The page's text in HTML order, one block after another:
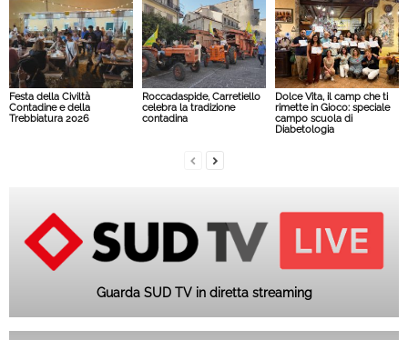
Festa della Civiltà
Contadine e della
Trebbiatura 2026
Roccadaspide, Carretiello
celebra la tradizione
contadina
Dolce Vita, il camp che ti
rimette in Gioco: speciale
campo scuola di
Diabetologia
Guarda SUD TV in diretta streaming